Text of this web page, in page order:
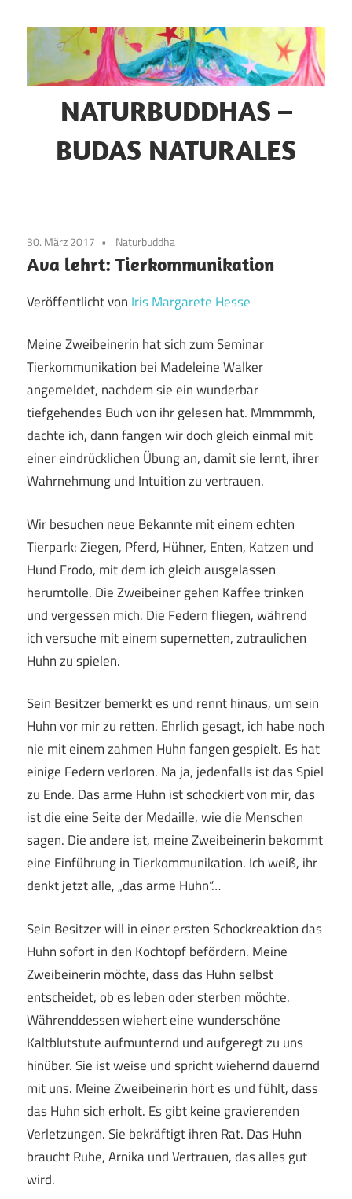
Inhalt
springen
NATURBUDDHAS –
BUDAS NATURALES
–
Tierkommunikation
30. März 2017 Naturbuddha
Ava lehrt: Tierkommunikation
Veröffentlicht von Iris Margarete Hesse
Meine Zweibeinerin hat sich zum Seminar
Tierkommunikation bei Madeleine Walker
angemeldet, nachdem sie ein wunderbar
tiefgehendes Buch von ihr gelesen hat. Mmmmmh,
dachte ich, dann fangen wir doch gleich einmal mit
einer eindrücklichen Übung an, damit sie lernt, ihrer
Wahrnehmung und Intuition zu vertrauen.
Wir besuchen neue Bekannte mit einem echten
Tierpark: Ziegen, Pferd, Hühner, Enten, Katzen und
Hund Frodo, mit dem ich gleich ausgelassen
herumtolle. Die Zweibeiner gehen Kaffee trinken
und vergessen mich. Die Federn fliegen, während
ich versuche mit einem supernetten, zutraulichen
Huhn zu spielen.
Sein Besitzer bemerkt es und rennt hinaus, um sein
Huhn vor mir zu retten. Ehrlich gesagt, ich habe noch
nie mit einem zahmen Huhn fangen gespielt. Es hat
einige Federn verloren. Na ja, jedenfalls ist das Spiel
zu Ende. Das arme Huhn ist schockiert von mir, das
ist die eine Seite der Medaille, wie die Menschen
sagen. Die andere ist, meine Zweibeinerin bekommt
eine Einführung in Tierkommunikation. Ich weiß, ihr
denkt jetzt alle, „das arme Huhn“…
Sein Besitzer will in einer ersten Schockreaktion das
Huhn sofort in den Kochtopf befördern. Meine
Zweibeinerin möchte, dass das Huhn selbst
entscheidet, ob es leben oder sterben möchte.
Währenddessen wiehert eine wunderschöne
Kaltblutstute aufmunternd und aufgeregt zu uns
hinüber. Sie ist weise und spricht wiehernd dauernd
mit uns. Meine Zweibeinerin hört es und fühlt, dass
das Huhn sich erholt. Es gibt keine gravierenden
Verletzungen. Sie bekräftigt ihren Rat. Das Huhn
braucht Ruhe, Arnika und Vertrauen, das alles gut
wird.